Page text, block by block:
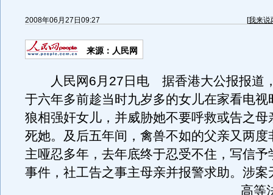
2008年06月27日09:27 [我来说
来源：人民网
人民网6月27日电 据香港大公报报道
于六年多前趁当时九岁多的女儿在家看电视
狼相强奸女儿，并威胁她不要呼救或告之母
死她。及后五年间，禽兽不如的父亲又两度
主哑忍多年，去年底终于忍受不住，写信予
事件，社工告之事主母亲并报警求助。 涉案
高等